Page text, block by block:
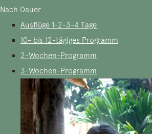
Nach Dauer
Ausflüge 1-2-3-4 Tage
10- bis 12-tägiges Programm
2-Wochen-Programm
3-Wochen-Programm